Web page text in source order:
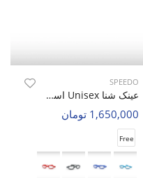
SPEEDO
عینک شنا Unisex اسپیدو Aqua Vision U
1,650,000 تومان
Free